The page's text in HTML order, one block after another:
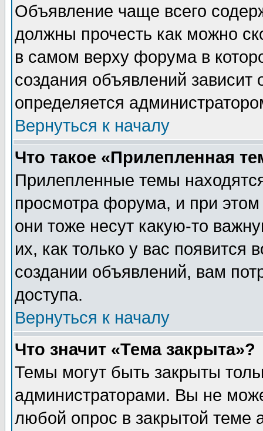
Объявление чаще всего
должны прочесть как можно
в самом верху форума в
создания объявлений зависит
определяется
Вернуться к началу
Что такое «Прилепленная
Прилепленные темы
просмотра форума, и при
они тоже несут какую-то
их, как только у вас появится
создании объявлений, вам
доступа.
Вернуться к началу
Что значит «Тема закрыта»?
Темы могут быть закрыты
администраторами. Вы не
любой опрос в закрытой теме